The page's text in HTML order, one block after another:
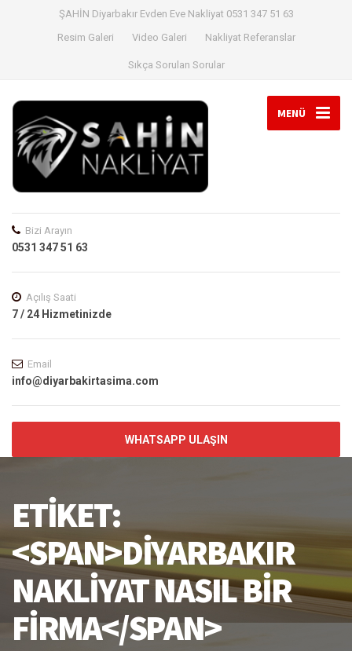
ŞAHİN Diyarbakır Evden Eve Nakliyat 0531 347 51 63
Resim Galeri
Video Galeri Nakliyat Referanslar
Sıkça Sorulan Sorular
MENÜ
Bizi Arayın
0531 347 51 63
Açılış Saati
7 / 24 Hizmetinizde
Email
info@diyarbakirtasima.com
WHATSAPP ULAŞIN
ETIKET:
<SPAN>DIYARBAKIR
NAKLIYAT NASIL BIR
FIRMA</SPAN>